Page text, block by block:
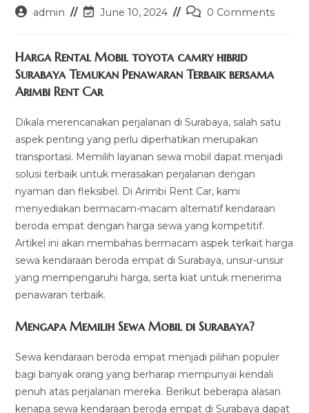
Postadmin
PostJune 10, 2024
Post0 Comments
Harga Rental Mobil toyota camry hibrid
Surabaya Temukan Penawaran Terbaik bersama
Arimbi Rent Car
Dikala merencanakan perjalanan di Surabaya, salah satu
aspek penting yang perlu diperhatikan merupakan
transportasi. Memilih layanan sewa mobil dapat menjadi
solusi terbaik untuk merasakan perjalanan dengan
nyaman dan fleksibel. Di Arimbi Rent Car, kami
menyediakan bermacam-macam alternatif kendaraan
beroda empat dengan harga sewa yang kompetitif.
Artikel ini akan membahas bermacam aspek terkait harga
sewa kendaraan beroda empat di Surabaya, unsur-unsur
yang mempengaruhi harga, serta kiat untuk menerima
penawaran terbaik.
Mengapa Memilih Sewa Mobil di Surabaya?
Sewa kendaraan beroda empat menjadi pilihan populer
bagi banyak orang yang berharap mempunyai kendali
penuh atas perjalanan mereka. Berikut beberapa alasan
kenapa sewa kendaraan beroda empat di Surabaya dapat